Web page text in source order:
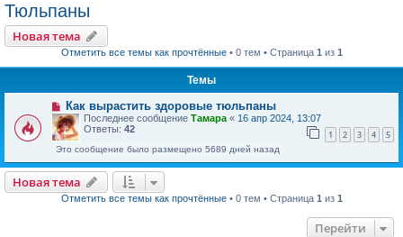
Тюльпаны
Новая тема
Отметить все темы как прочтённые• 0 тем • Страница 1 из 1
Темы
Как вырастить здоровые тюльпаны
Последнее сообщение Тамара « 16 апр 2024, 13:07
Ответы: 42 1 2 3 4 5
Это сообщение было размещено 5689 дней назад
Новая тема
Отметить все темы как прочтённые• 0 тем • Страница 1 из 1
Перейти